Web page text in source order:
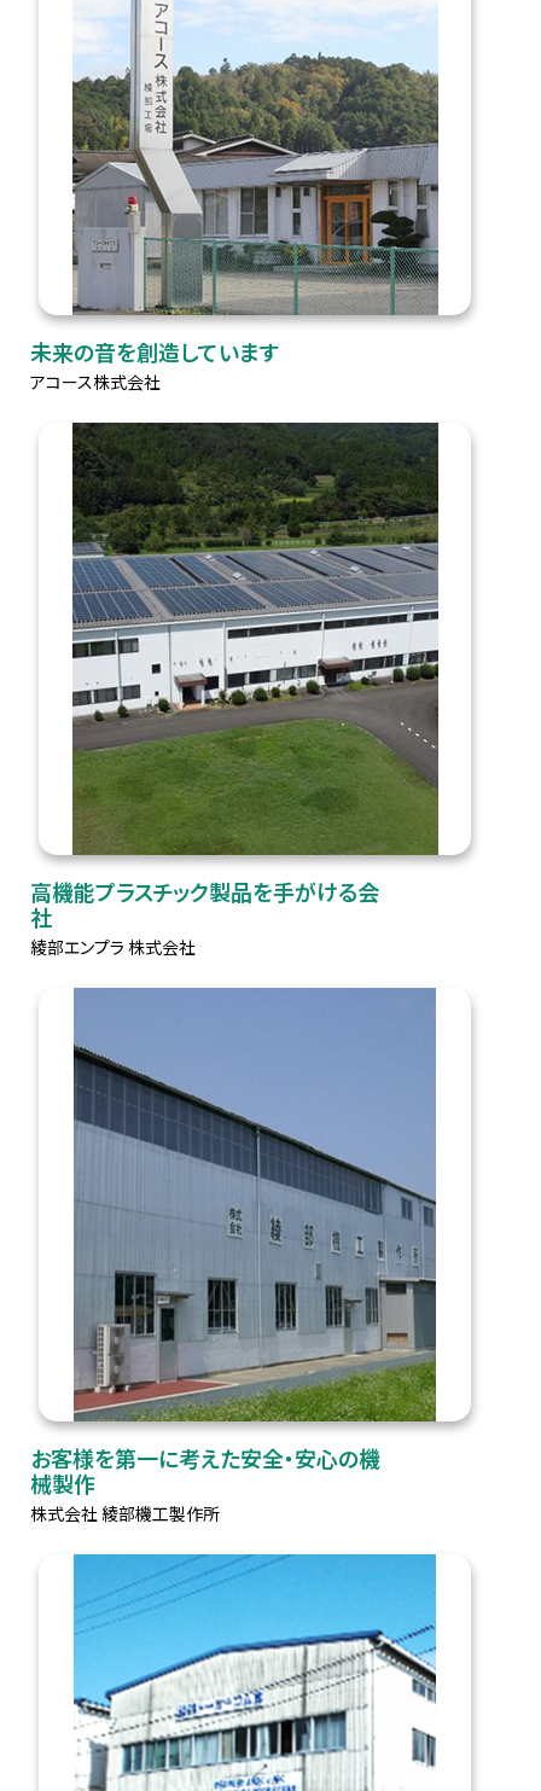
未来の音を創造しています
アコース株式会社
高機能プラスチック製品を手がける会
社
綾部エンプラ 株式会社
お客様を第一に考えた安全・安心の機
械製作
株式会社 綾部機工製作所